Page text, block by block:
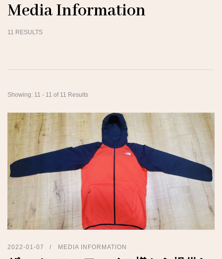
Media Information
11 RESULTS
Showing: 11 - 11 of 11 Results
2022-01-07 MEDIA INFORMATION